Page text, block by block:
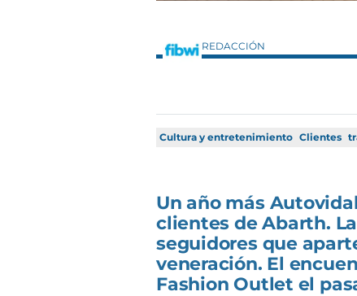
REDACCIÓN
Cultura y entretenimiento Clientes
Un año más
clientes de Abarth.
seguidores que
veneración. El
Fashion Outlet el